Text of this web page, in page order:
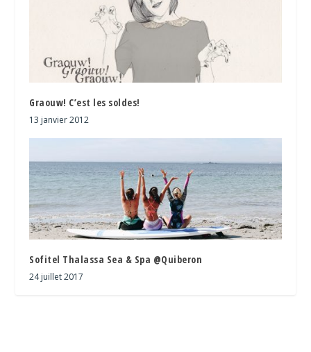
Graouw! C’est les soldes!
13 janvier 2012
Sofitel Thalassa Sea & Spa @Quiberon
24 juillet 2017